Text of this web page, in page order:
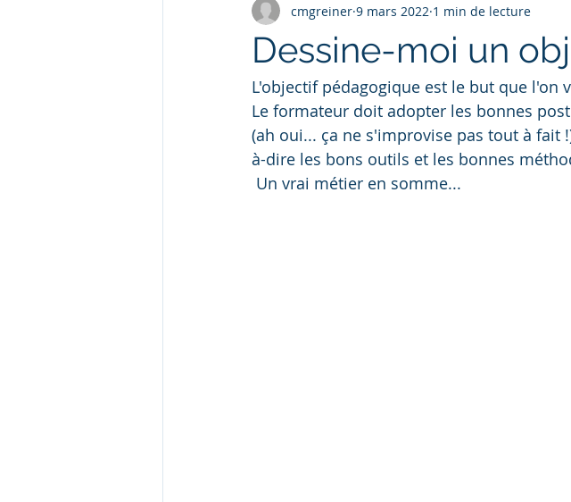
Dessine-moi un
cmgreiner 9 mars 2022 1 min de lecture
L'objectif pédagogique est le but que l'on
Le formateur doit adopter les bonnes
(ah oui... ça ne s'improvise pas tout à fait
à-dire les bons outils et les bonnes
Un vrai métier en somme...